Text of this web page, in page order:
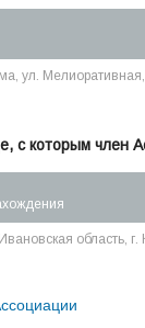
ул. Мелиоративная,
с которым член
область,